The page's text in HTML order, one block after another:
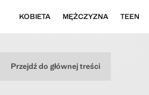
Przejdź do głównej treści
KOBIETA MĘŻCZYZNA TEEN